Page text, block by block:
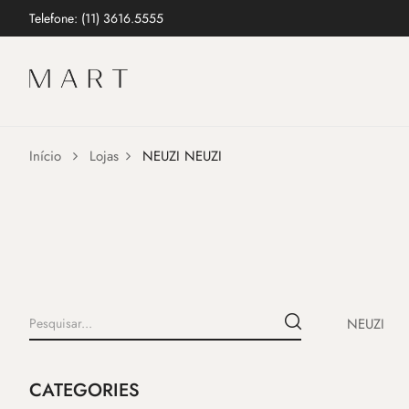
Telefone: (11) 3616.5555
Início Lojas NEUZI NEUZI
CATEGORIES
NEUZI